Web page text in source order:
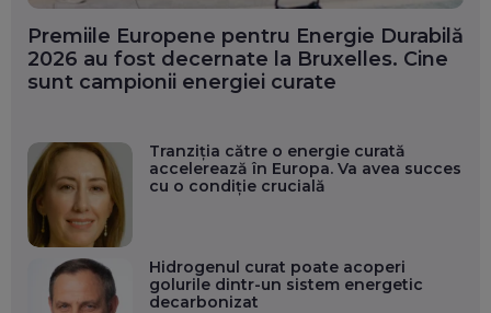
Premiile Europene pentru Energie Durabilă
2026 au fost decernate la Bruxelles. Cine
sunt campionii energiei curate
Tranziția către o energie curată
accelerează în Europa. Va avea succes
cu o condiție crucială
Hidrogenul curat poate acoperi
golurile dintr-un sistem energetic
decarbonizat